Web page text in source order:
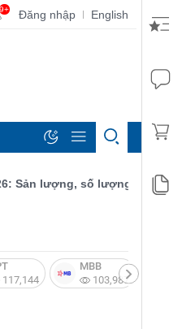
9+ Đăng nhập | English
lượng, số lượng đơn đặt
117,144
MBB
103,987